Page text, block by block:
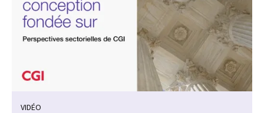
VIDÉO